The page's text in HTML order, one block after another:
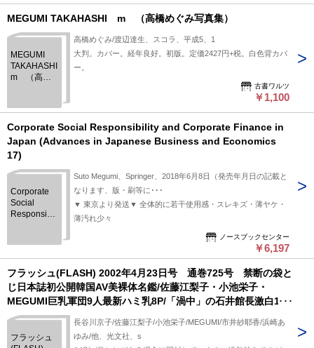
激当てサー
クル「4億
想/MEGUMI
オッパイこ
ぼれた/仲根
かすみ完熟
バスト独占
MEGUMI TAKAHASHI m （高橋めぐみ写真集）
MEGUMI
TAKAHASHI
m （高橋
高橋めぐみ/渡辺達生、スコラ、平成5、1
大判。カバー。経年良好。初版。定価2427円+税。白色背カバ
ー。
古書ワルツ
￥1,100
Corporate Social Responsibility and Corporate Finance in
Japan (Advances in Japanese Business and Economics
17)
Corporate
Social
Responsibility
Finance in
Japan
(Advances
in Japanese
Business
and
Economics
Suto Megumi、Springer、2018年6月8日（発売年月日の記載と
なります、版・刷等に･･･
▼ 東京より発送▼ 全体的に若干使用感・スレキズ・薄ヤケ・
薄汚れ少々
ノースブックセンター
￥6,197
フラッシュ(FLASH) 2002年4月23日号 通巻725号 禁断の袋と
じ日本誌初公開韓国AV美裸体名鑑/佐藤江梨子・小池栄子・
MEGUMI巨乳軍団9人最新ハミ乳8P/「渦中」の石井館長激白180
分!カネオンナK-1俺の生き様
フラッシュ
長谷川京子/佐藤江梨子/小池栄子/MEGUMI/市井紗耶香/浜崎あ
ゆみ/他、光文社、s